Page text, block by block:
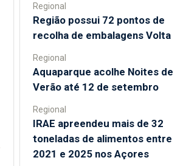
Regional
Região possui 72 pontos de
recolha de embalagens Volta
Regional
Aquaparque acolhe Noites de
Verão até 12 de setembro
Regional
IRAE apreendeu mais de 32
toneladas de alimentos entre
2021 e 2025 nos Açores